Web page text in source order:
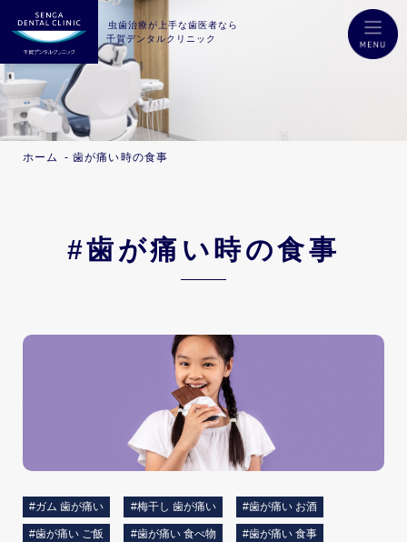
虫歯治療が上手な歯医者なら
千賀デンタルクリニック
ホーム 歯が痛い時の食事
#歯が痛い時の食事
#ガム 歯が痛い #梅干し 歯が痛い #歯が痛い お酒
#歯が痛い ご飯 #歯が痛い 食べ物 #歯が痛い 食事